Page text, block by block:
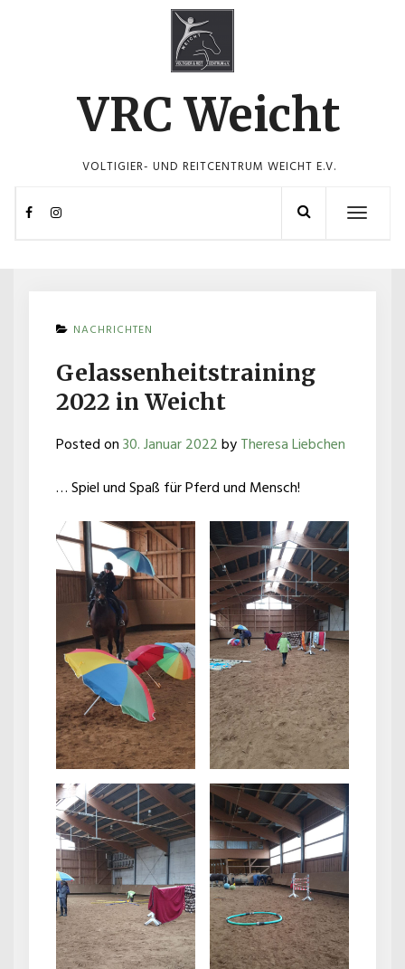
VRC Weicht
VOLTIGIER- UND REITCENTRUM WEICHT E.V.
Toggle
navigation
NACHRICHTEN
Gelassenheitstraining
2022 in Weicht
Posted on30. Januar 2022byTheresa Liebchen
… Spiel und Spaß für Pferd und Mensch!